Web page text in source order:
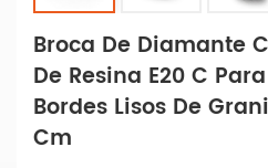
Broca De Diamante
De Resina E20 C
Bordes Lisos De
Cm